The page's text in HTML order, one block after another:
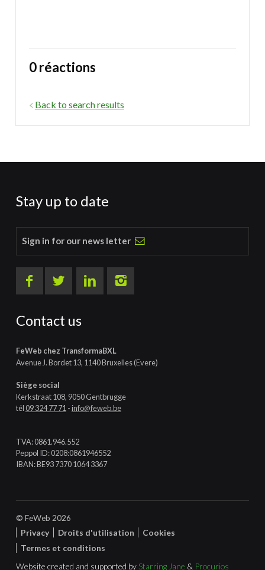
0 réactions
Back to search results
Stay up to date
Sign in for our news letter
Contact us
FeWeb chez TransformaBXL
Avenue J. Bordet 13, 1140 Bruxelles (Evere)
Siège social
Kerkstraat 108, 9050 Gentbrugge
tél09 324 77 71 -info@feweb.be
TVA: 0861.946.552
Peppol ID: 0208:0861946552
IBAN: BE93 7370 1064 3367
© FeWeb 2026
Privacy
Droits d'utilisation
Cookies
Termes et conditions
Website created and supported by Starring Jane & Procurios